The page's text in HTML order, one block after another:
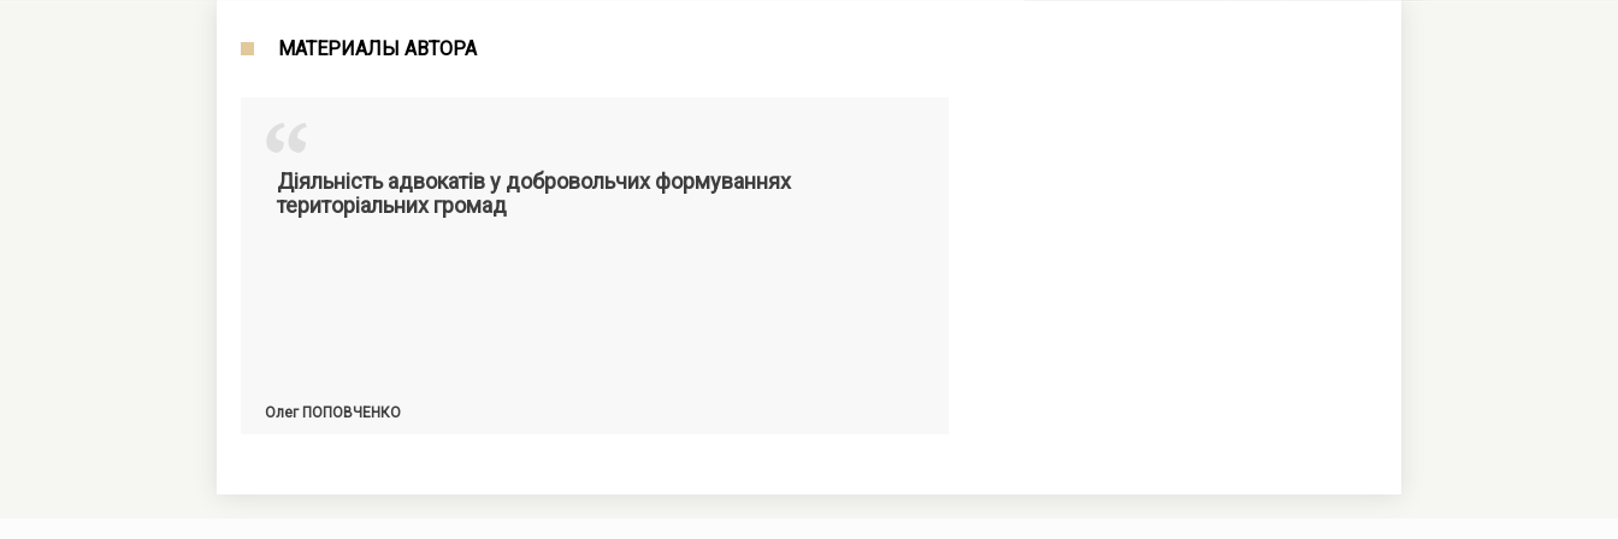
воровского жаргона, автор монографии «Защита процессуальных прав
МАТЕРИАЛЫ АВТОРА
“
Діяльність адвокатів у добровольчих формуваннях
територіальних громад
Олег ПОПОВЧЕНКО